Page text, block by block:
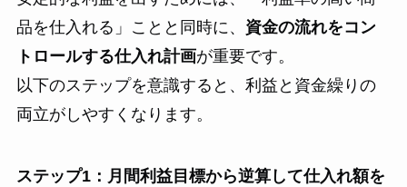
品を仕入れる」ことと同時に、 資金の流れをコン
トロールする仕入れ計画が重要です。
以下のステップを意識すると、利益と資金繰りの
両立がしやすくなります。
ステップ1：月間利益目標から逆算して仕入れ額を